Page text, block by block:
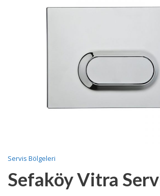
Servis Bölgeleri
Sefaköy Vitra